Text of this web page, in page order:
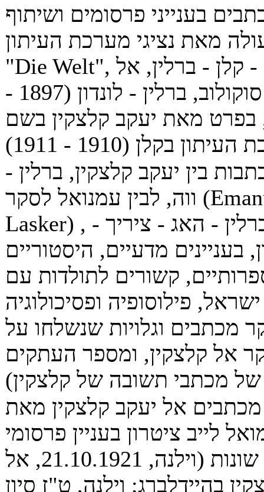
בענייני פרסומים ושיתוף
מאת נציגי מערכת העיתון
"Die Welt", וינה - קלן - ברלין, אל
נחום סוקולוב, ברלין - לונדון (1897 -
בפרט מאת יעקב קלצקין בשם
בקלן (1910 - 1911)
בין יעקב קלצקין, ברלין -
ווה, לבין עמנואל לסקר (Emanuel
Lasker) , ברלין - האג - ציריך -
בעניינים מדעיים, היסטוריים
קשורים לתולדות עם
ישראל, פילוסופיה ופסיכולוגיה
מכתבים וגלויות שנשלחו על
אל קלצקין, ומספר העתקים
של מכתבי תשובה של קלצקין)
מכתבים אל יעקב קלצקין מאת
לייב ציטרון בעניין פרסומי
חוברות שונות (וילנה, 21.10.1921, אל
בהיידלברג; וילנה, ט"ז סיון